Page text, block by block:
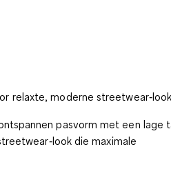
relaxte, moderne
pasvorm met een lage
die maximale